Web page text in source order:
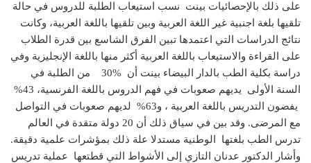
على ذلك بالإحصائيات بينت نسب استيعاب الطلبة للدروس في حالة
تلقيها بلغة اجنبية غير اللغة العربية وبين تلقيها باللغة العربية، وكانت
نتائج الدراسات التي اعتمدها تبين الفرق الشاسع بين قدرة الطلاب
على القراءة والاستيعاب باللغة العربية أكثر منها باللغة الإنجليزية وفي
دراسة بكلية الطب بالدار البيضاء بينت أن %30 من الطلبة في
السنة الأولى يديهم صعوبات في فهم الدروس باللغة الفرنسية، 43%
يفضون التدريس باللغة العربية ، و63% لديهم صعوبات في التواصل
مع المرضى. وقد بين في سياق ذلك أن 20 دولة متقدة في العالم
تدرس الطب بلغتها الوطنية مستدلا علة ذلك بمؤشرات علمية دقيقة.
وأشار الدكتور عدنان التازي إلى الأشواط التي قطتعها عملية تدريس